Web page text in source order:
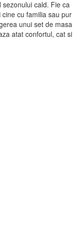
cald. Fie ca
cu familia sau pur
unui set de masa
atat confortul, cat si